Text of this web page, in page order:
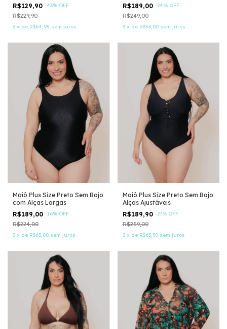
R$129,90 -43% OFF
R$229,90
2 x de R$64,95 sem juros
R$189,00 -24% OFF
R$249,00
3 x de R$63,00 sem juros
Maiô Plus Size Preto Sem Bojo
com Alças Largas
R$189,00 -16% OFF
R$224,00
3 x de R$63,00 sem juros
Maiô Plus Size Preto Sem Bojo
Alças Ajustáveis
R$189,90 -27% OFF
R$259,00
3 x de R$63,30 sem juros